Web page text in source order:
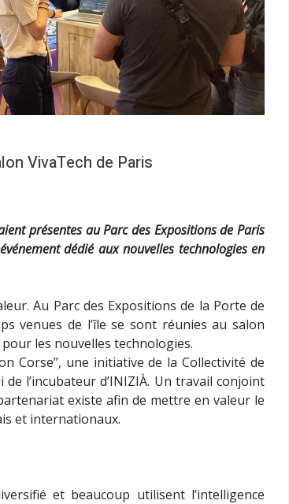
VivaTech de Paris
présentes au Parc des Expositions de Paris
dédié aux nouvelles technologies en
Au Parc des Expositions de la Porte de
venues de l’île se sont réunies au salon
les nouvelles technologies.
Corse”, une initiative de la Collectivité de
de l’incubateur d’INIZIÀ. Un travail conjoint
existe afin de mettre en valeur le
et internationaux.
et beaucoup utilisent l’intelligence